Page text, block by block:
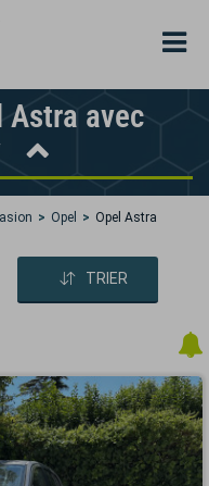
Astra avec
Opel Opel Astra
TRIER